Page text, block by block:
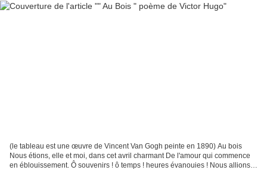
(le tableau est une œuvre de Vincent Van Gogh peinte en 1890) Au bois
Nous étions, elle et moi, dans cet avril charmant De l'amour qui commence
en éblouissement. Ô souvenirs ! ô temps ! heures évanouies ! Nous allions,